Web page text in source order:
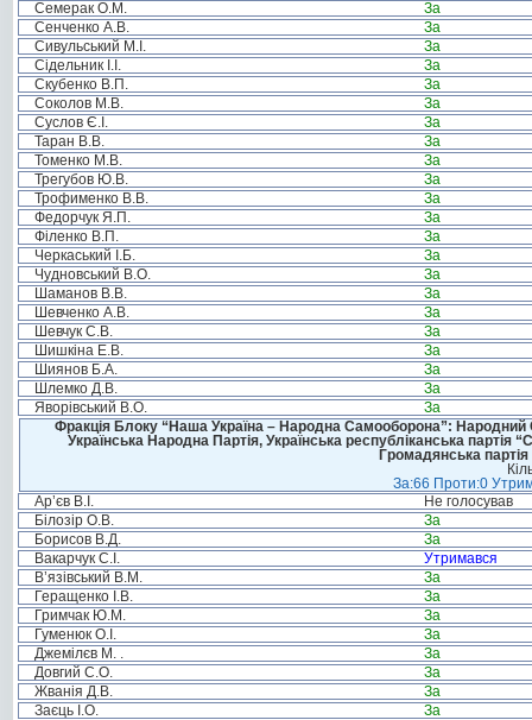
Семерак О.М.
За
Сенченко А.В.
За
Сивульський М.І.
За
Сідельник І.І.
За
Скубенко В.П.
За
Соколов М.В.
За
Суслов Є.І.
За
Таран В.В.
За
Томенко М.В.
За
Трегубов Ю.В.
За
Трофименко В.В.
За
Федорчук Я.П.
За
Філенко В.П.
За
Черкаський І.Б.
За
Чудновський В.О.
За
Шаманов В.В.
За
Шевченко А.В.
За
Шевчук С.В.
За
Шишкіна Е.В.
За
Шиянов Б.А.
За
Шлемко Д.В.
За
Яворівський В.О.
За
Фракція Блоку “Наша Україна – Народна Самооборона”: Народний
Українська Народна Партія, Українська республіканська
Громадянська
За:66 Проти:0
Ар’єв В.І.
Не голосував
Білозір О.В.
За
Борисов В.Д.
За
Вакарчук С.І.
Утримався
В’язівський В.М.
За
Геращенко І.В.
За
Гримчак Ю.М.
За
Гуменюк О.І.
За
Джемілєв М. .
За
Довгий С.О.
За
Жванія Д.В.
За
Заєць І.О.
За